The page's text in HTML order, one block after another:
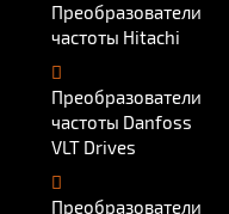
Преобразователи
частоты Hitachi
Преобразователи
частоты Danfoss
VLT Drives
Преобразователи